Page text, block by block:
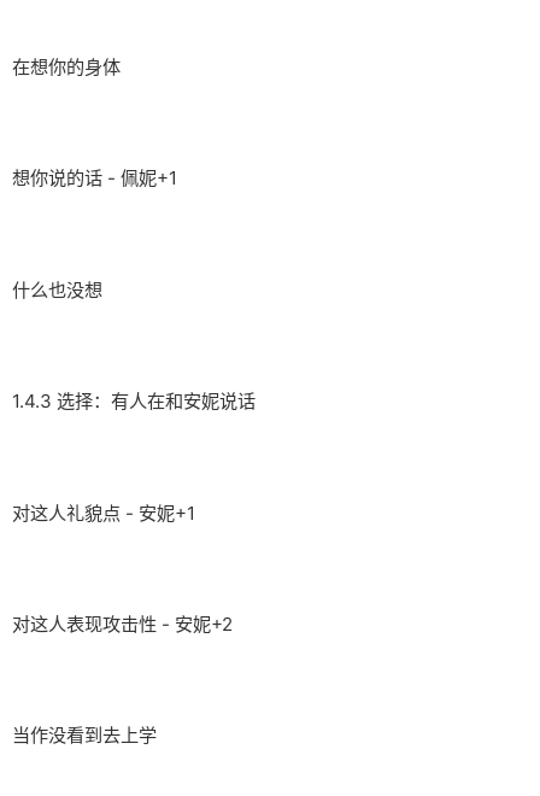
在想你的身体
想你说的话 - 佩妮+1
什么也没想
1.4.3 选择：有人在和安妮说话
对这人礼貌点 - 安妮+1
对这人表现攻击性 - 安妮+2
当作没看到去上学